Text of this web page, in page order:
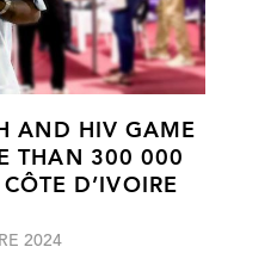
AND HIV GAME
THAN 300 000
D’IVOIRE
2024